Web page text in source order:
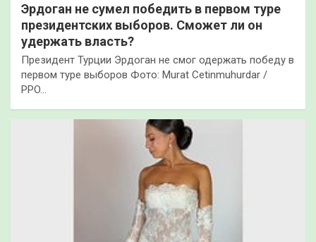
Эрдоган не сумел победить в первом туре
президентских выборов. Сможет ли он
удержать власть?
Президент Турции Эрдоган не смог одержать победу в
первом туре выборов Фото: Murat Cetinmuhurdar /
PPO…